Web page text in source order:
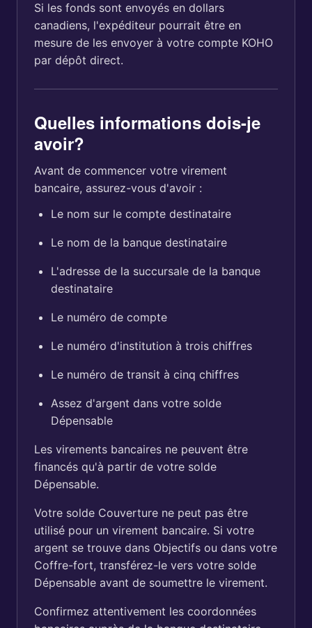
Si les fonds sont envoyés en dollars
canadiens, l'expéditeur pourrait être en
mesure de les envoyer à votre compte KOHO
par dépôt direct.
Quelles informations dois-je
avoir?
Avant de commencer votre virement
bancaire, assurez-vous d'avoir :
Le nom sur le compte destinataire
Le nom de la banque destinataire
L'adresse de la succursale de la banque
destinataire
Le numéro de compte
Le numéro d'institution à trois chiffres
Le numéro de transit à cinq chiffres
Assez d'argent dans votre solde
Dépensable
Les virements bancaires ne peuvent être
financés qu'à partir de votre solde
Dépensable.
Votre solde Couverture ne peut pas être
utilisé pour un virement bancaire. Si votre
argent se trouve dans Objectifs ou dans votre
Coffre-fort, transférez-le vers votre solde
Dépensable avant de soumettre le virement.
Confirmez attentivement les coordonnées